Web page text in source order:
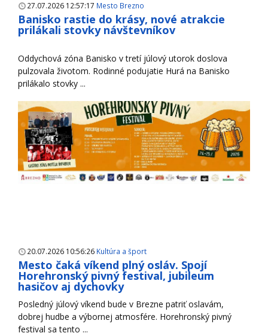
27.07.2026 12:57:17 Mesto Brezno
Banisko rastie do krásy, nové atrakcie
prilákali stovky návštevníkov
Oddychová zóna Banisko v tretí júlový utorok doslova
pulzovala životom. Rodinné podujatie Hurá na Banisko
prilákalo stovky ...
20.07.2026 10:56:26 Kultúra a šport
Mesto čaká víkend plný osláv. Spojí
Horehronský pivný festival, jubileum
hasičov aj dychovky
Posledný júlový víkend bude v Brezne patriť oslavám,
dobrej hudbe a výbornej atmosfére. Horehronský pivný
festival sa tento ...